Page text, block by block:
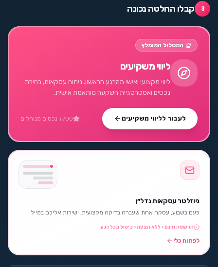
3 קבלו החלטה נכונה
המסלול המומלץ
ליווי משקיעים
ליווי מקצועי ואישי מהרגע הראשון. ניתוח עסקאות, בחירת
נכסים ואסטרטגיית השקעה מותאמת אישית.
לעבור לליווי משקיעים 700+ נכסים מנוהלים
ניוזלטר עסקאות נדל״ן
פעם בשבוע, עסקה אחת שעברה בדיקה מקצועית, ישירות אליכם במייל
הרשמה חינם · ללא הצפה · ביטול בכל רגע
לפתוח כלי